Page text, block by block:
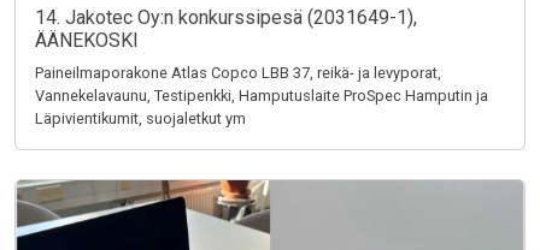
14. Jakotec Oy:n konkurssipesä (2031649-1),
ÄÄNEKOSKI
Paineilmaporakone Atlas Copco LBB 37, reikä- ja levyporat,
Vannekelavaunu, Testipenkki, Hamputuslaite ProSpec Hamputin ja
Läpivientikumit, suojaletkut ym